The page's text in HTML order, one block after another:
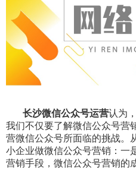
长沙微信公众号运营认为
我们不仅要了解微信公众号营
营微信公众号所面临的挑战。
小企业做微信公众号营销：一
营销手段，微信公众号营销的